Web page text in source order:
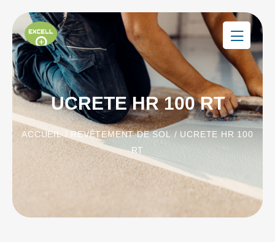
UCRETE HR 100 RT
ACCUEIL/ REVÊTEMENT DE SOL
/ UCRETE HR 100
RT